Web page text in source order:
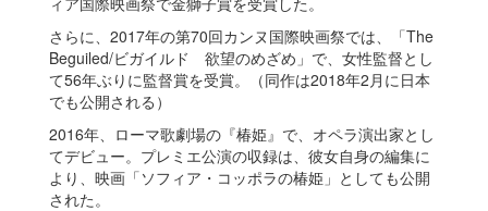
さらに、2017年の第70回カンヌ国際映画祭では、「The
Beguiled/ビガイルド 欲望のめざめ」で、女性監督とし
て56年ぶりに監督賞を受賞。（同作は2018年2月に日本
でも公開される）
2016年、ローマ歌劇場の『椿姫』で、オペラ演出家とし
てデビュー。プレミエ公演の収録は、彼女自身の編集に
より、映画「ソフィア・コッポラの椿姫」としても公開
された。